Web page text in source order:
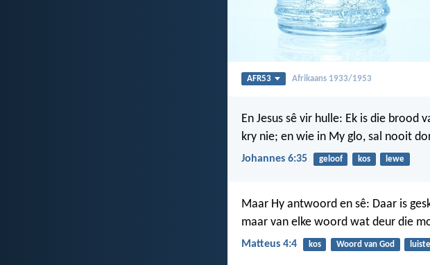
AFR53 Afrikaans 1933/1953
En Jesus sê vir hulle: Ek is die
kry nie; en wie in My glo, sal nooit
Johannes 6:35 geloof kos lewe
Maar Hy antwoord en sê: Daar is
maar van elke woord wat deur die
Matteus 4:4 kos Woord van God